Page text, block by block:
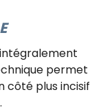
permet
côté plus incisif